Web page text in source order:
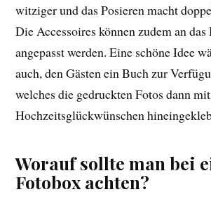
witziger und das Posieren macht
Die Accessoires können zudem an
angepasst werden. Eine schöne Idee
auch, den Gästen ein Buch zur
welches die gedruckten Fotos dann
Hochzeitsglückwünschen
Worauf sollte man bei
Fotobox achten?